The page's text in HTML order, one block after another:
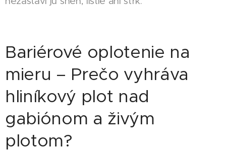
Bariérové oplotenie na
mieru – Prečo vyhráva
hliníkový plot nad
gabiónom a živým
plotom?